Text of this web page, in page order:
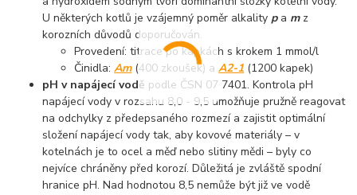
U některých kotlů je vzájemný poměr alkalitypa mz
korozních důvodů doporučován.
Provedení: titrace po kapkách s krokem 1 mmol/l
Činidla:Am(400 zkoušek) aA2-1 (1200 kapek)
pH v napájecí vodě podle ČSN 07 7401. Kontrola pH
napájecí vody v rozsahu 8,0 - 9,5 umožňuje pružně reagovat
na odchylky z předepsaného rozmezí a zajistit optimální
složení napájecí vody tak, aby kovové materiály – v
kotelnách je to ocel a měď nebo slitiny mědi – byly co
nejvíce chráněny před korozí. Důležitá je zvláště spodní
hranice pH. Nad hodnotou 8,5 nemůže být již ve vodě